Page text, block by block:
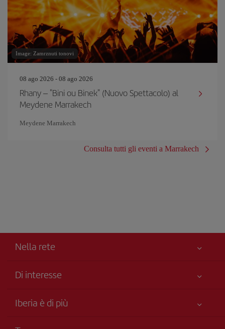
Image: Zamrznuti tonovi
08 ago 2026 - 08 ago 2026
Rhany – "Bini ou Binek" (Nuovo Spettacolo) al
Meydene Marrakech
Meydene Marrakech
Consulta tutti gli eventi a Marrakech
Nella rete
Di interesse
La Sua sicurezza è una priorità
Iberia è di più